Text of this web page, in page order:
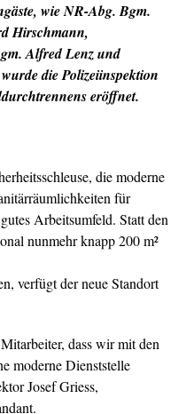
wie NR-Abg. Bgm.
Hirschmann,
Alfred Lenz und
die Polizeiinspektion
eröffnet.
die moderne
für
Arbeitsumfeld. Statt den
nunmehr knapp 200 m²
verfügt der neue Standort
dass wir mit den
moderne Dienststelle
Josef Griess,